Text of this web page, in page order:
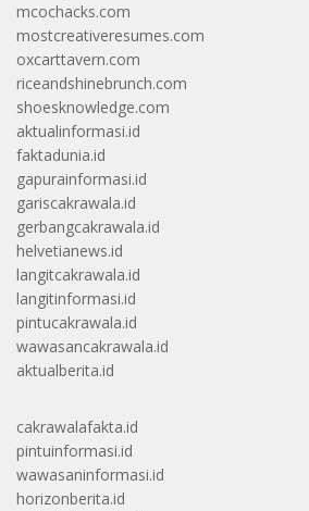
mcochacks.com
mostcreativeresumes.com
oxcarttavern.com
riceandshinebrunch.com
shoesknowledge.com
aktualinformasi.id
faktadunia.id
gapurainformasi.id
gariscakrawala.id
gerbangcakrawala.id
helvetianews.id
langitcakrawala.id
langitinformasi.id
pintucakrawala.id
wawasancakrawala.id
aktualberita.id
cakrawalafakta.id
pintuinformasi.id
wawasaninformasi.id
horizonberita.id